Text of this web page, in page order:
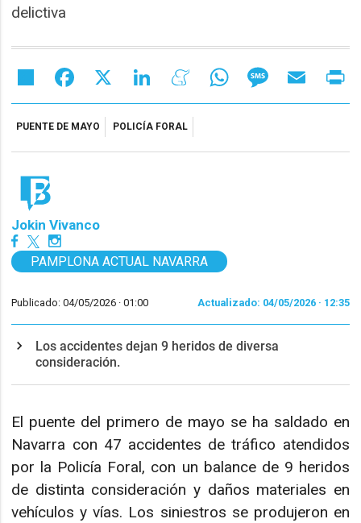
delictiva
Share Facebook LinkedIn MeneameWhatsAppMessageEmail
PUENTE DE MAYO POLICÍA FORAL
Jokin Vivanco
PAMPLONA ACTUAL NAVARRA
Publicado: 04/05/2026 ·01:00 Actualizado: 04/05/2026 · 12:35
Los accidentes dejan 9 heridos de diversa
consideración.
El puente del primero de mayo se ha saldado en
Navarra con 47 accidentes de tráfico atendidos
por la Policía Foral, con un balance de 9 heridos
de distinta consideración y daños materiales en
vehículos y vías. Los siniestros se produjeron en